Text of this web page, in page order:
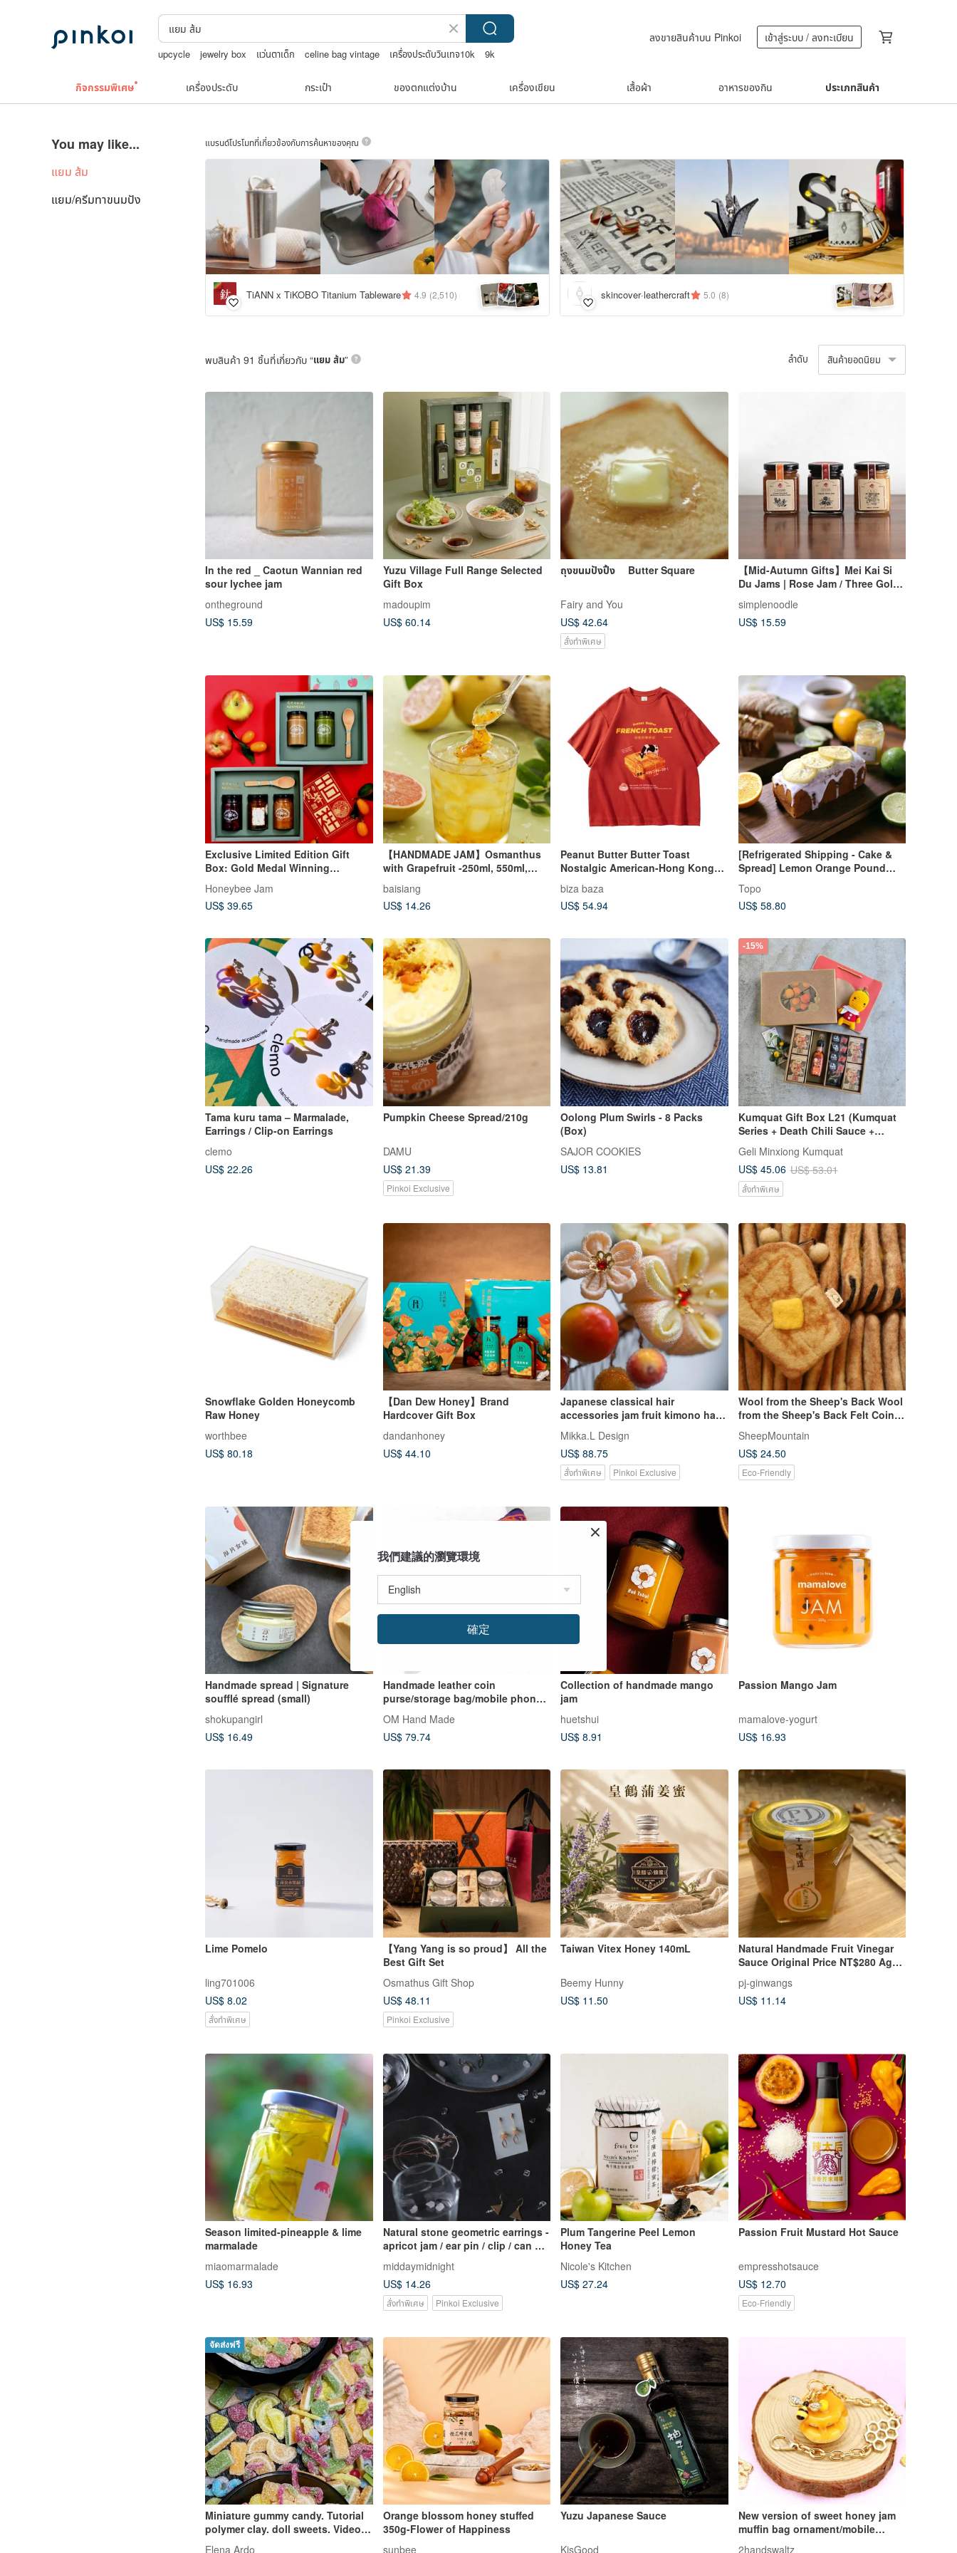
upcycle jewelry box แว่นตาเด็ก celine bag vintage เครื่องประดับวินเทจ10k
9k
ลงขายสินค้าบน Pinkoi เข้าสู่ระบบ / ลงทะเบียน
กิจกรรมพิเศษ เครื่องประดับ กระเป๋า ของตกแต่งบ้าน เครื่องเขียน เสื้อผ้า อาหารของกิน ประเภทสินค้า
You may like...
แยม ส้ม
แยม/ครีมทาขนมปัง
แบรนด์โปรโมทที่เกี่ยวข้องกับการค้นหาของคุณ
TiANN x TiKOBO Titanium Tableware 4.9 (2,510) skincover·leathercraft 5.0 (8)
พบสินค้า 91 ชิ้นที่เกี่ยวกับ “แยม ส้ม” ลำดับ สินค้ายอดนิยม
In the red _ Caotun Wannian red
sour lychee jam
ontheground
US$ 15.59
Yuzu Village Full Range Selected
Gift Box
madoupim
US$ 60.14
ถุงขนมปังปิ้ง Butter Square
Fairy and You
US$ 42.64
สั่งทำพิเศษ
【Mid-Autumn Gifts】Mei Kai Si
Du Jams | Rose Jam / Three Gold
Citrus / Orange & Dried Longan
Gin
simplenoodle
US$ 15.59
Exclusive Limited Edition Gift
Box: Gold Medal Winning
World Marmalade Awards
Honeybee Jam
US$ 39.65
【HANDMADE JAM】Osmanthus
with Grapefruit -250ml, 550ml,
baisiang
US$ 14.26
Peanut Butter Butter Toast
Nostalgic American-Hong Kong
Shirt - Orange Red
biza baza
US$ 54.94
[Refrigerated Shipping - Cake &
Spread] Lemon Orange Pound
Boxes]
Topo
US$ 58.80
Tama kuru tama – Marmalade,
Earrings / Clip-on Earrings
clemo
US$ 22.26
Pumpkin Cheese Spread/210g
DAMU
US$ 21.39
Pinkoi Exclusive
Oolong Plum Swirls - 8 Packs
(Box)
SAJOR COOKIES
US$ 13.81
-15%
Kumquat Gift Box L21 (Kumquat
Series + Death Chili Sauce +
Bag
Geli Minxiong Kumquat
US$ 45.06 US$ 53.01
สั่งทำพิเศษ
Snowflake Golden Honeycomb
Raw Honey
worthbee
US$ 80.18
【Dan Dew Honey】Brand
Hardcover Gift Box
dandanhoney
US$ 44.10
Japanese classical hair
accessories jam fruit kimono hair
plug spot
Mikka.L Design
US$ 88.75
สั่งทำพิเศษ Pinkoi Exclusive
Wool from the Sheep's Back Wool
from the Sheep's Back Felt Coin
Purse French Toast
SheepMountain
US$ 24.50
Eco-Friendly
Handmade spread | Signature
soufflé spread (small)
shokupangirl
US$ 16.49
Handmade leather coin
purse/storage bag/mobile phone
bag/headphone storage
bag/cosmetic bag-India
handmade embroidery
OM Hand Made
US$ 79.74
Collection of handmade mango
jam
huetshui
US$ 8.91
Passion Mango Jam
mamalove-yogurt
US$ 16.93
Lime Pomelo
ling701006
US$ 8.02
สั่งทำพิเศษ
【Yang Yang is so proud】 All the
Best Gift Set
Osmathus Gift Shop
US$ 48.11
Pinkoi Exclusive
Taiwan Vitex Honey 140mL
Beemy Hunny
US$ 11.50
Natural Handmade Fruit Vinegar
Sauce Original Price NT$280 Aged
ginwangs]
pj-ginwangs
US$ 11.14
Season limited-pineapple & lime
marmalade
miaomarmalade
US$ 16.93
Natural stone geometric earrings -
apricot jam / ear pin / clip / can be
customized
middaymidnight
US$ 14.26
สั่งทำพิเศษ Pinkoi Exclusive
Plum Tangerine Peel Lemon
Honey Tea
Nicole's Kitchen
US$ 27.24
Passion Fruit Mustard Hot Sauce
empresshotsauce
US$ 12.70
Eco-Friendly
จัดส่งฟรี
Miniature gummy candy. Tutorial
polymer clay. doll sweets. Video +
text
Elena Ardo
Orange blossom honey stuffed
350g-Flower of Happiness
sunbee
Yuzu Japanese Sauce
KisGood
New version of sweet honey jam
muffin bag ornament/mobile
phone dust plug ornament
2handswaltz
我們建議的瀏覽環境
確定